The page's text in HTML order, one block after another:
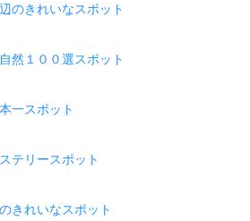
のきれいなスポット
然１００選スポット
一スポット
テリースポット
きれいなスポット